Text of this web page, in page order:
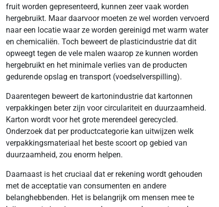
fruit worden gepresenteerd, kunnen zeer vaak worden
hergebruikt. Maar daarvoor moeten ze wel worden vervoerd
naar een locatie waar ze worden gereinigd met warm water
en chemicaliën. Toch beweert de plasticindustrie dat dit
opweegt tegen de vele malen waarop ze kunnen worden
hergebruikt en het minimale verlies van de producten
gedurende opslag en transport (voedselverspilling).
Daarentegen beweert de kartonindustrie dat kartonnen
verpakkingen beter zijn voor circulariteit en duurzaamheid.
Karton wordt voor het grote merendeel gerecycled.
Onderzoek dat per productcategorie kan uitwijzen welk
verpakkingsmateriaal het beste scoort op gebied van
duurzaamheid, zou enorm helpen.
Daarnaast is het cruciaal dat er rekening wordt gehouden
met de acceptatie van consumenten en andere
belanghebbenden. Het is belangrijk om mensen mee te